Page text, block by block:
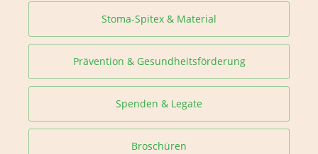
Stoma-Spitex & Material
Prävention & Gesundheitsförderung
Spenden & Legate
Broschüren